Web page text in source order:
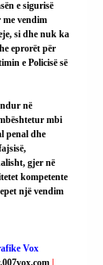
e sigurisë
me vendim
si dhe nuk ka
eprorët për
e Policisë së
në
mbi
penal dhe
gjer në
kompetente
një vendim
Vox